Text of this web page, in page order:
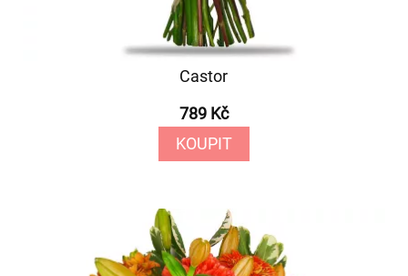
Castor
789 Kč
KOUPIT